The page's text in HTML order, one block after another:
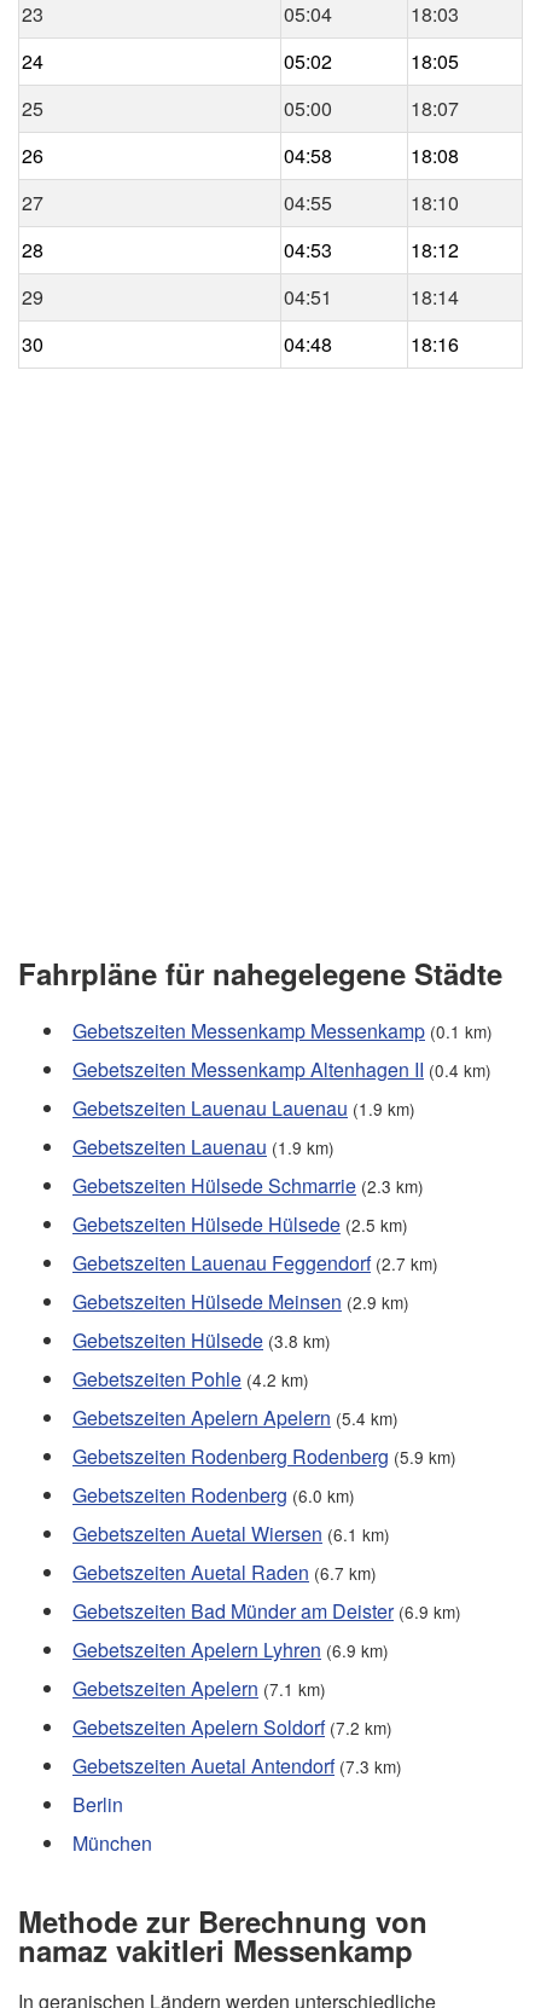
23
05:04
18:03
24
05:02
18:05
25
05:00
18:07
26
04:58
18:08
27
04:55
18:10
28
04:53
18:12
29
04:51
18:14
30
04:48 18:16
Fahrpläne für nahegelegene Städte
Gebetszeiten Messenkamp Messenkamp (0.1 km)
Gebetszeiten Messenkamp Altenhagen II (0.4 km)
Gebetszeiten Lauenau Lauenau (1.9 km)
Gebetszeiten Lauenau (1.9 km)
Gebetszeiten Hülsede Schmarrie (2.3 km)
Gebetszeiten Hülsede Hülsede (2.5 km)
Gebetszeiten Lauenau Feggendorf (2.7 km)
Gebetszeiten Hülsede Meinsen (2.9 km)
Gebetszeiten Hülsede (3.8 km)
Gebetszeiten Pohle (4.2 km)
Gebetszeiten Apelern Apelern (5.4 km)
Gebetszeiten Rodenberg Rodenberg (5.9 km)
Gebetszeiten Rodenberg (6.0 km)
Gebetszeiten Auetal Wiersen (6.1 km)
Gebetszeiten Auetal Raden (6.7 km)
Gebetszeiten Bad Münder am Deister (6.9 km)
Gebetszeiten Apelern Lyhren (6.9 km)
Gebetszeiten Apelern (7.1 km)
Gebetszeiten Apelern Soldorf (7.2 km)
Gebetszeiten Auetal Antendorf (7.3 km)
Berlin
München
Methode zur Berechnung von
namaz vakitleri Messenkamp
In geranischen Ländern werden unterschiedliche